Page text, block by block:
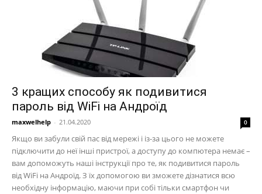
3 кращих способу як подивитися
пароль від WiFi на Андроїд
maxwelhelp - 21.04.2020 0
Якщо ви забули свій пас від мережі і із-за цього не можете
підключити до неї інші пристрої, а доступу до компютера немає –
вам допоможуть наші інструкції про те, як подивитися пароль
від WiFi на Андроїд. З їх допомогою ви зможете дізнатися всю
необхідну інформацію, маючи при собі тільки смартфон чи